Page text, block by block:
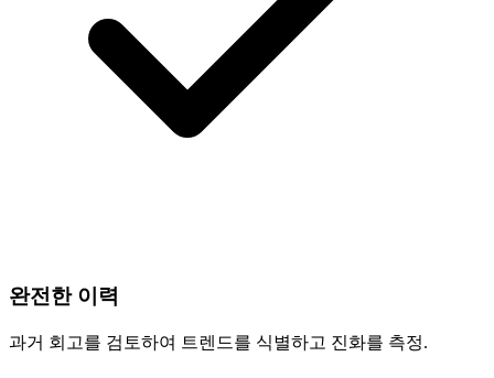
완전한 이력
과거 회고를 검토하여 트렌드를 식별하고 진화를 측정.